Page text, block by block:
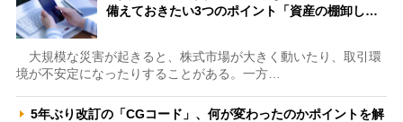
備えておきたい3つのポイント「資産の棚卸し…
大規模な災害が起きると、株式市場が大きく動いたり、取引環
境が不安定になったりすることがある。一方…
5年ぶり改訂の「CGコード」、何が変わったのかポイントを解